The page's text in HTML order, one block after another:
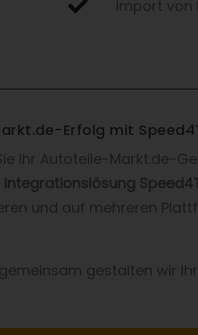
Import von
Erfolg mit
Ihr Autoteile-Markt.de-
und auf mehreren
gestalten wir